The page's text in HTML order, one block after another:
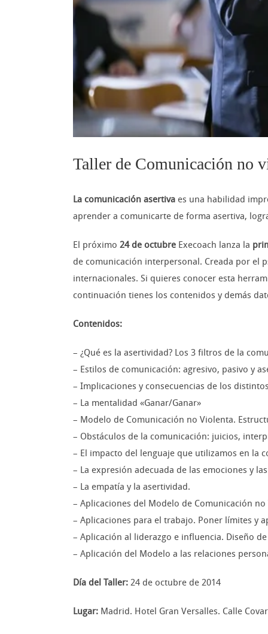
Taller de Comunicación no
La comunicación asertiva es una habilidad
aprender a comunicarte de forma asertiva,
El próximo 24 de octubre Execoach lanza la
de comunicación interpersonal. Creada por el
internacionales. Si quieres conocer esta
continuación tienes los contenidos y demás
Contenidos:
– ¿Qué es la asertividad? Los 3 filtros de la
– Estilos de comunicación: agresivo, pasivo y
– Implicaciones y consecuencias de los
– La mentalidad «Ganar/Ganar»
– Modelo de Comunicación no Violenta.
– Obstáculos de la comunicación: juicios,
– El impacto del lenguaje que utilizamos en la
– La expresión adecuada de las emociones y
– La empatía y la asertividad.
– Aplicaciones del Modelo de Comunicación
– Aplicaciones para el trabajo. Poner límites y
– Aplicación al liderazgo e influencia. Diseño
– Aplicación del Modelo a las relaciones
Día del Taller: 24 de octubre de 2014
Lugar: Madrid. Hotel Gran Versalles. Calle